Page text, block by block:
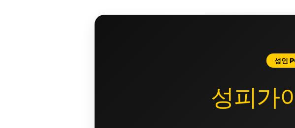
성인
성피가